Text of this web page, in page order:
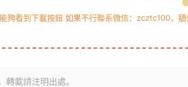
夠看到下載按鈕 如果不行聯系微信：zcztc100，額
轉載請注明出處。